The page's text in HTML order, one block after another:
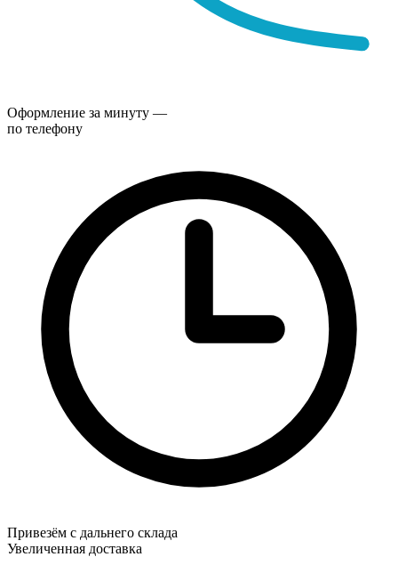
Оформление за минуту —
по телефону
Привезём с дальнего склада
Увеличенная доставка